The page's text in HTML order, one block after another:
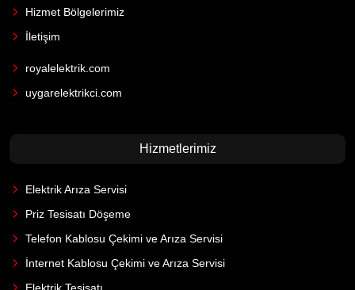
Hizmet Bölgelerimiz
İletişim
royalelektrik.com
uygarelektrikci.com
Hizmetlerimiz
Elektrik Arıza Servisi
Priz Tesisatı Döşeme
Telefon Kablosu Çekimi ve Arıza Servisi
İnternet Kablosu Çekimi ve Arıza Servisi
Elektrik Tesisatı